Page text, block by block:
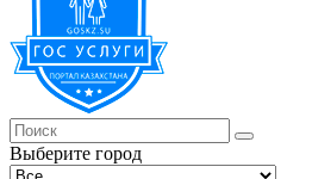
Выберите город